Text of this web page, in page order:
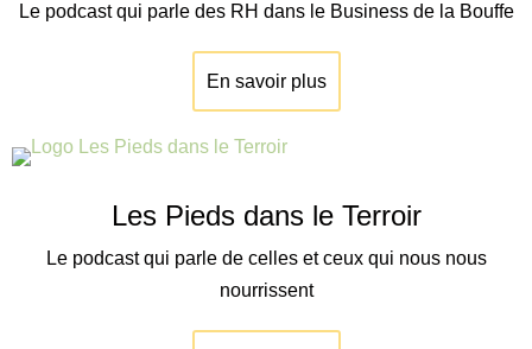
Le podcast qui parle des RH dans le Business de la Bouffe
En savoir plus
Les Pieds dans le Terroir
Le podcast qui parle de celles et ceux qui nous nous
nourrissent